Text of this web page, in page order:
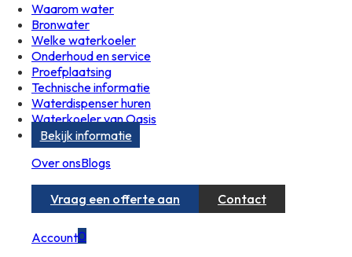
Waarom water
Bronwater
Welke waterkoeler
Onderhoud en service
Proefplaatsing
Technische informatie
Waterdispenser huren
Waterkoeler van Oasis
Bekijk informatie
Over onsBlogs
Vraag een offerte aan Contact
Account0